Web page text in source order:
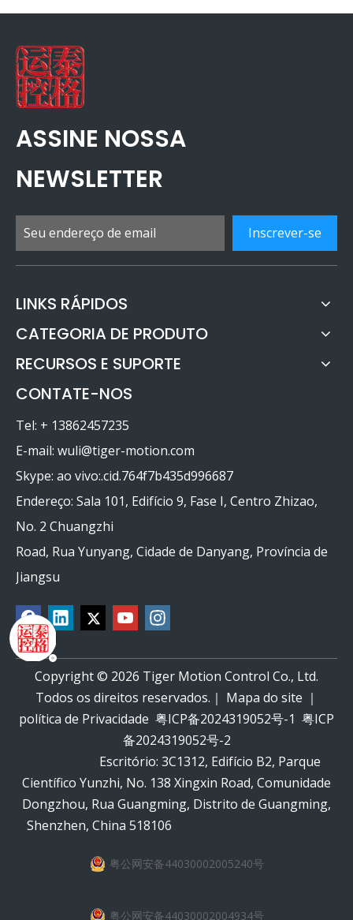
ASSINE NOSSA
NEWSLETTER
Inscrever-se
LINKS RÁPIDOS
CATEGORIA DE PRODUTO
RECURSOS E SUPORTE
CONTATE-NOS
Tel: + 13862457235
E-mail: wuli@tiger-motion.com
Skype: ao vivo:.cid.764f7b435d996687
Endereço: Sala 101, Edifício 9, Fase I, Centro Zhizao,
No. 2 Chuangzhi
Road, Rua Yunyang, Cidade de Danyang, Província de
Jiangsu
Copyright © 2026 Tiger Motion Control Co., Ltd.
Todos os direitos reservados.｜ Mapa do site ｜
política de Privacidade 粤ICP备2024319052号-1 粤ICP
备2024319052号-2
Escritório: 3C1312, Edifício B2, Parque
Científico Yunzhi, No. 138 Xingxin Road, Comunidade
Dongzhou, Rua Guangming, Distrito de Guangming,
Shenzhen, China 518106
粤公网安备44030002005240号
粤公网安备44030002004934号